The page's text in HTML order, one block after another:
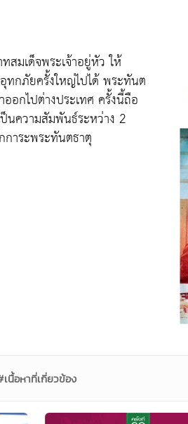
มเด็จพระเจ้าอยู่หัว ให้
ทกภัยครั้งใหญ่ไปได้ พระทันต
อกไปต่างประเทศ ครั้งนี้ถือ
นความสัมพันธ์ระหว่าง 2
าระพระทันตธาตุ
นื้อหาที่เกี่ยวข้อง